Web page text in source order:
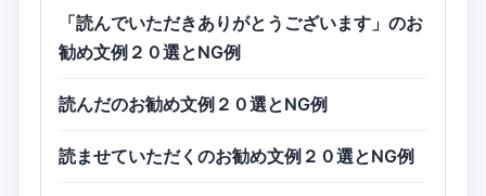
「読んでいただきありがとうございます」のお
勧め文例２０選とNG例
読んだのお勧め文例２０選とNG例
読ませていただくのお勧め文例２０選とNG例